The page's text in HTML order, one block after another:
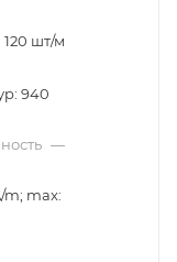
120 шт/м
940
—
m; max: